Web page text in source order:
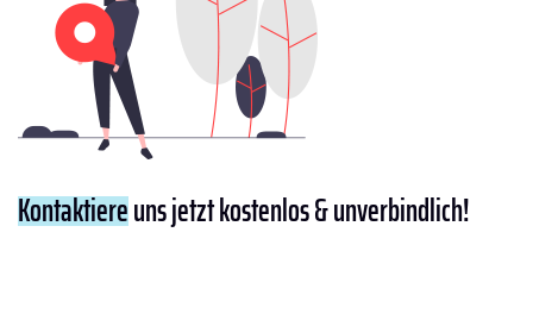
Kontaktiereuns jetzt kostenlos & unverbindlich!